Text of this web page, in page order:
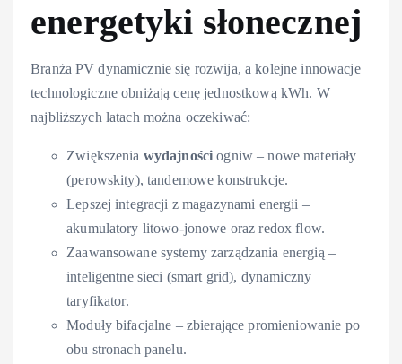
energetyki słonecznej
Branża PV dynamicznie się rozwija, a kolejne innowacje
technologiczne obniżają cenę jednostkową kWh. W
najbliższych latach można oczekiwać:
Zwiększenia wydajności ogniw – nowe materiały
(perowskity), tandemowe konstrukcje.
Lepszej integracji z magazynami energii –
akumulatory litowo-jonowe oraz redox flow.
Zaawansowane systemy zarządzania energią –
inteligentne sieci (smart grid), dynamiczny
taryfikator.
Moduły bifacjalne – zbierające promieniowanie po
obu stronach panelu.